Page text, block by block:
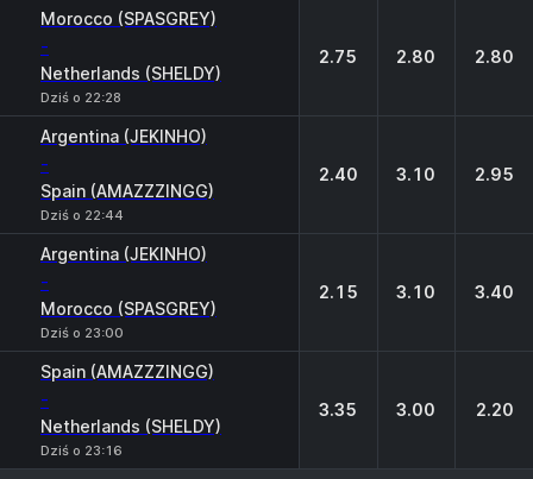
Morocco (SPASGREY)
-
Netherlands (SHELDY)
Dziś o 22:28
2.75 2.80 2.80
Argentina (JEKINHO)
-
Spain (AMAZZZINGG)
Dziś o 22:44
2.40 3.10 2.95
Argentina (JEKINHO)
-
Morocco (SPASGREY)
Dziś o 23:00
2.15 3.10 3.40
Spain (AMAZZZINGG)
-
Netherlands (SHELDY)
Dziś o 23:16
3.35 3.00 2.20